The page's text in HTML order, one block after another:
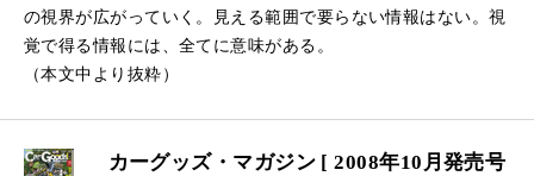
の視界が広がっていく。見える範囲で要らない情報はない。視
覚で得る情報には、全てに意味がある。
（本文中より抜粋）
カーグッズ・マガジン [ 2008年10月発売号